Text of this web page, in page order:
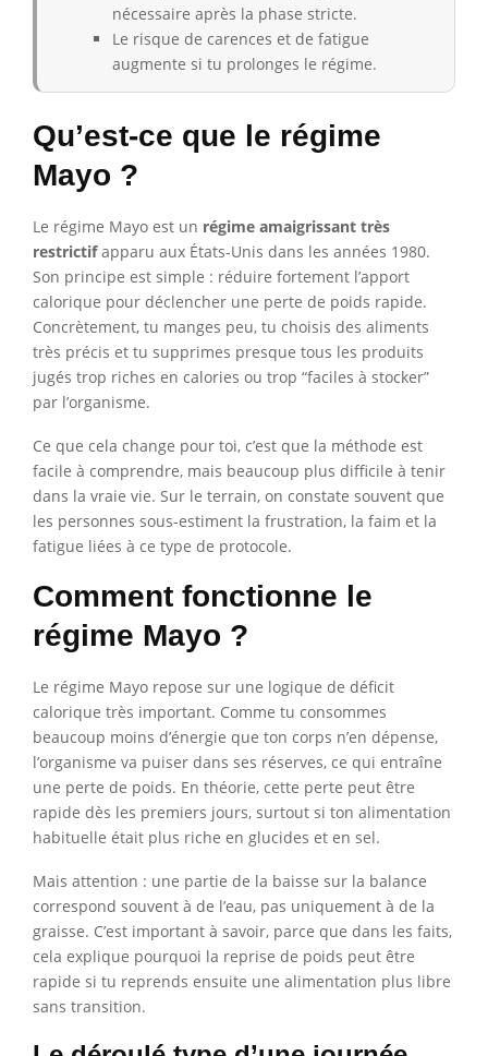
nécessaire après la phase stricte.
Le risque de carences et de fatigue
augmente si tu prolonges le régime.
Qu’est-ce que le régime
Mayo ?
Le régime Mayo est un régime amaigrissant très
restrictifapparu aux États-Unis dans les années 1980.
Son principe est simple : réduire fortement l’apport
calorique pour déclencher une perte de poids rapide.
Concrètement, tu manges peu, tu choisis des aliments
très précis et tu supprimes presque tous les produits
jugés trop riches en calories ou trop “faciles à stocker”
par l’organisme.
Ce que cela change pour toi, c’est que la méthode est
facile à comprendre, mais beaucoup plus difficile à tenir
dans la vraie vie. Sur le terrain, on constate souvent que
les personnes sous-estiment la frustration, la faim et la
fatigue liées à ce type de protocole.
Comment fonctionne le
régime Mayo ?
Le régime Mayo repose sur une logique de déficit
calorique très important. Comme tu consommes
beaucoup moins d’énergie que ton corps n’en dépense,
l’organisme va puiser dans ses réserves, ce qui entraîne
une perte de poids. En théorie, cette perte peut être
rapide dès les premiers jours, surtout si ton alimentation
habituelle était plus riche en glucides et en sel.
Mais attention : une partie de la baisse sur la balance
correspond souvent à de l’eau, pas uniquement à de la
graisse. C’est important à savoir, parce que dans les faits,
cela explique pourquoi la reprise de poids peut être
rapide si tu reprends ensuite une alimentation plus libre
sans transition.